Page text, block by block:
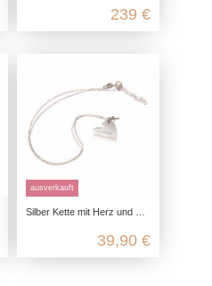
239 €
ausverkauft
Silber Kette mit Herz und Kreuz für Liebe und Glauben aus 925 Sterling Silber
39,90 €